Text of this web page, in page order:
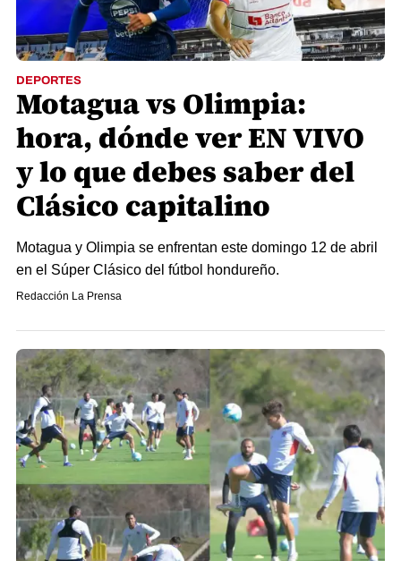
DEPORTES
Motagua vs Olimpia:
hora, dónde ver EN VIVO
y lo que debes saber del
Clásico capitalino
Motagua y Olimpia se enfrentan este domingo 12 de abril
en el Súper Clásico del fútbol hondureño.
Redacción La Prensa